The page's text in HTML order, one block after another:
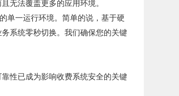
无法覆盖更多的应用环境。
单一运行环境。简单的说，基于硬
系统零秒切换。我们确保您的关键
性已成为影响收费系统安全的关键